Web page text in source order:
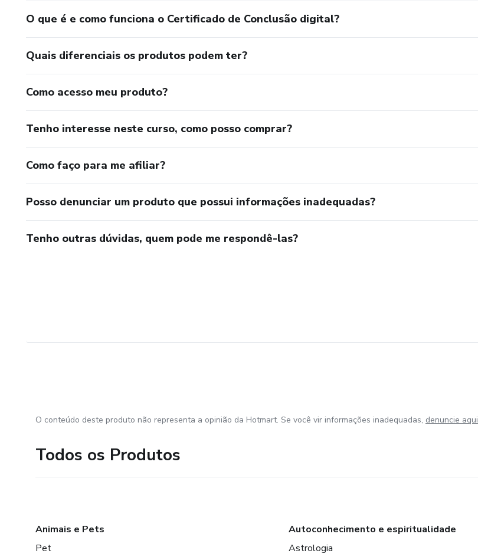
O que é e como funciona o Certificado de Conclusão digital?
Quais diferenciais os produtos podem ter?
Como acesso meu produto?
Tenho interesse neste curso, como posso comprar?
Como faço para me afiliar?
Posso denunciar um produto que possui informações inadequadas?
Tenho outras dúvidas, quem pode me respondê-las?
O conteúdo deste produto não representa a opinião da Hotmart. Se você vir informações inadequadas, denuncie aqui
Todos os Produtos
Animais e Pets
Pet
Autoconhecimento e espiritualidade
Astrologia